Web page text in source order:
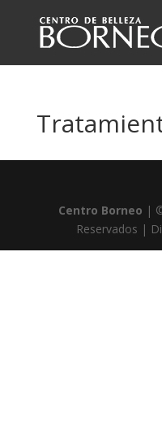
Centro Borneo |
Reservados |